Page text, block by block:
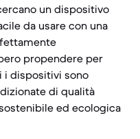
un dispositivo
da usare con una
propendere per
i dispositivi sono
di qualità
ed ecologica